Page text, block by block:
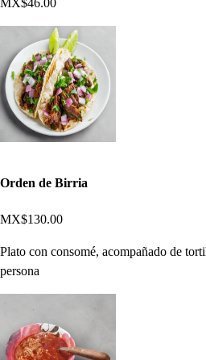
Orden de Birria
MX$130.00
Plato con consomé, acompañado de
persona